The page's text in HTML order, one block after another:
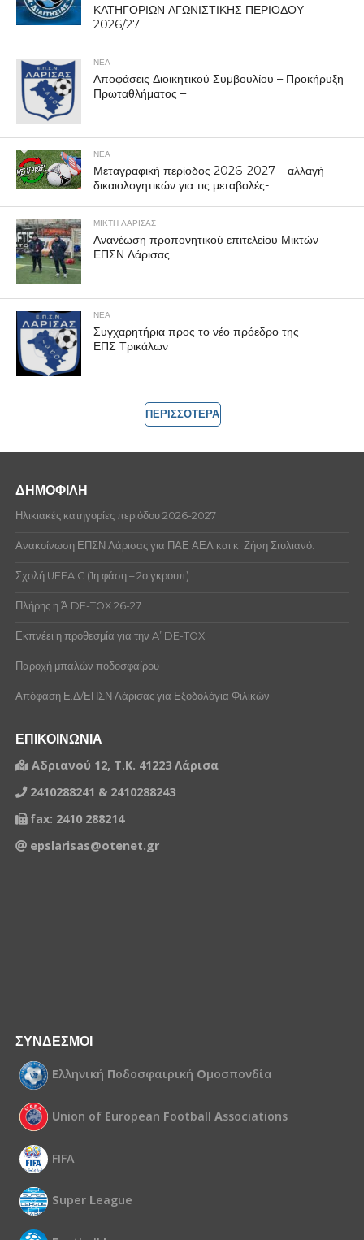
ΚΑΤΗΓΟΡΙΩΝ ΑΓΩΝΙΣΤΙΚΗΣ ΠΕΡΙΟΔΟΥ
2026/27
ΝΕΑ
Αποφάσεις Διοικητικού Συμβουλίου – Προκήρυξη
Πρωταθλήματος –
ΝΕΑ
Μεταγραφική περίοδος 2026-2027 – αλλαγή
δικαιολογητικών για τις μεταβολές-
ΜΙΚΤΗ ΛΑΡΙΣΑΣ
Ανανέωση προπονητικού επιτελείου Μικτών
ΕΠΣΝ Λάρισας
ΝΕΑ
Συγχαρητήρια προς το νέο πρόεδρο της
ΕΠΣ Τρικάλων
ΠΕΡΙΣΣΟΤΕΡΑ
ΔΗΜΟΦΙΛΗ
Ηλικιακές κατηγορίες περιόδου 2026-2027
Ανακοίνωση ΕΠΣΝ Λάρισας για ΠΑΕ ΑΕΛ και κ. Ζήση Στυλιανό.
Σχολή UEFA C (1η φάση – 2ο γκρουπ)
Πλήρης η Ά DE-TOX 26-27
Εκπνέει η προθεσμία για την A’ DE-TOX
Παροχή μπαλών ποδοσφαίρου
Απόφαση Ε.Δ/ΕΠΣΝ Λάρισας για Εξοδολόγια Φιλικών
ΕΠΙΚΟΙΝΩΝΙΑ
Αδριανού 12, Τ.Κ. 41223 Λάρισα
2410288241 & 2410288243
fax: 2410 288214
epslarisas@otenet.gr
ΣΥΝΔΕΣΜΟΙ
Ελληνική Ποδοσφαιρική Ομοσπονδία
Union of European Football Associations
FIFA
Super League